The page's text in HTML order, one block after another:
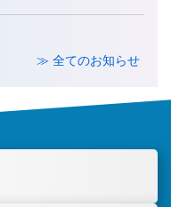
≫ 全てのお知らせ